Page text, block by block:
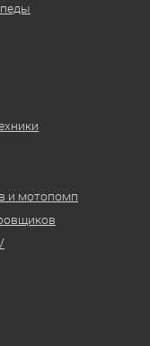
и мотопомп